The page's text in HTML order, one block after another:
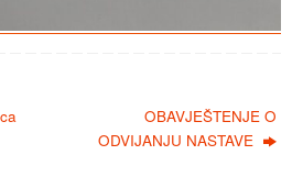
OBAVJEŠTENJE O
ODVIJANJU NASTAVE